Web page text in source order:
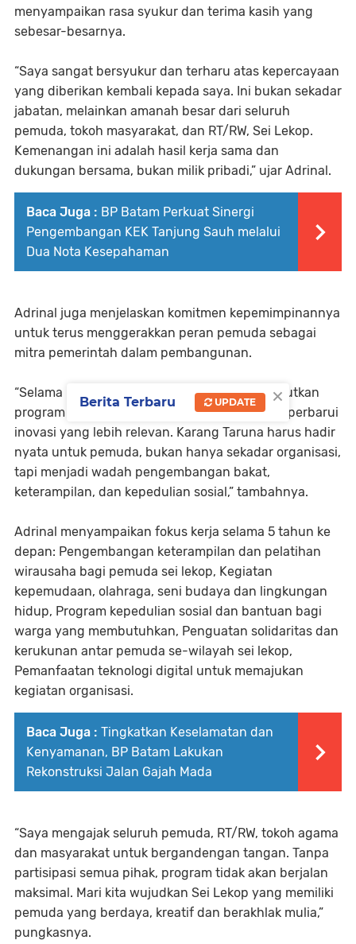
menyampaikan rasa syukur dan terima kasih yang
sebesar-besarnya.
“Saya sangat bersyukur dan terharu atas kepercayaan
yang diberikan kembali kepada saya. Ini bukan sekadar
jabatan, melainkan amanah besar dari seluruh
pemuda, tokoh masyarakat, dan RT/RW, Sei Lekop.
Kemenangan ini adalah hasil kerja sama dan
dukungan bersama, bukan milik pribadi,” ujar Adrinal.
Baca Juga : BP Batam Perkuat Sinergi
Pengembangan KEK Tanjung Sauh melalui
Dua Nota Kesepahaman
Adrinal juga menjelaskan komitmen kepemimpinannya
untuk terus menggerakkan peran pemuda sebagai
mitra pemerintah dalam pembangunan.
“Selama periode 2026–2031 kami akan melanjutkan
program yang sudah berjalan baik, serta memperbarui
inovasi yang lebih relevan. Karang Taruna harus hadir
nyata untuk pemuda, bukan hanya sekadar organisasi,
tapi menjadi wadah pengembangan bakat,
keterampilan, dan kepedulian sosial,” tambahnya.
Adrinal menyampaikan fokus kerja selama 5 tahun ke
depan: Pengembangan keterampilan dan pelatihan
wirausaha bagi pemuda sei lekop, Kegiatan
kepemudaan, olahraga, seni budaya dan lingkungan
hidup, Program kepedulian sosial dan bantuan bagi
warga yang membutuhkan, Penguatan solidaritas dan
kerukunan antar pemuda se-wilayah sei lekop,
Pemanfaatan teknologi digital untuk memajukan
kegiatan organisasi.
Baca Juga : Tingkatkan Keselamatan dan
Kenyamanan, BP Batam Lakukan
Rekonstruksi Jalan Gajah Mada
“Saya mengajak seluruh pemuda, RT/RW, tokoh agama
dan masyarakat untuk bergandengan tangan. Tanpa
partisipasi semua pihak, program tidak akan berjalan
maksimal. Mari kita wujudkan Sei Lekop yang memiliki
pemuda yang berdaya, kreatif dan berakhlak mulia,”
pungkasnya.
×
Berita Terbaru UPDATE